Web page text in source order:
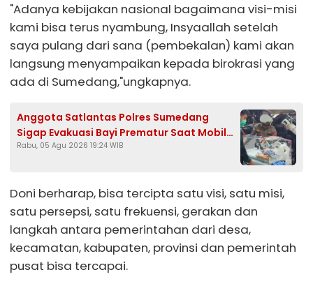
"Adanya kebijakan nasional bagaimana visi-misi
kami bisa terus nyambung, Insyaallah setelah
saya pulang dari sana (pembekalan) kami akan
langsung menyampaikan kepada birokrasi yang
ada di Sumedang,"ungkapnya.
Anggota Satlantas Polres Sumedang
Sigap Evakuasi Bayi Prematur Saat Mobil
Ambulans Pecah Ban
Rabu, 05 Agu 2026 19:24 WIB
Doni berharap, bisa tercipta satu visi, satu misi,
satu persepsi, satu frekuensi, gerakan dan
langkah antara pemerintahan dari desa,
kecamatan, kabupaten, provinsi dan pemerintah
pusat bisa tercapai.